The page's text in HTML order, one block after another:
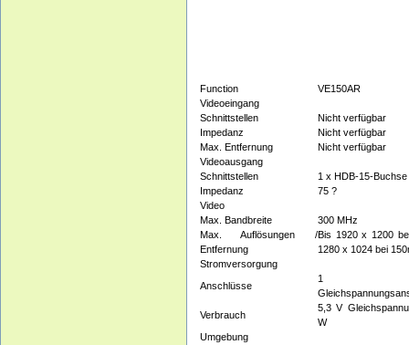
Function
VE150AR
Videoeingang
Schnittstellen
Nicht verfügbar
Impedanz
Nicht verfügbar
Max. Entfernung
Nicht verfügbar
Videoausgang
Schnittstellen
1 x HDB-15-Buchse
Impedanz
75 ?
Video
Max. Bandbreite
300 MHz
Max. Auflösungen /
Entfernung
Bis 1920 x 1200
1280 x 1024 bei
Stromversorgung
Anschlüsse
1
Verbrauch
5,3 V
W
Umgebung